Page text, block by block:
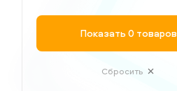
Показать0 товаров
Сбросить